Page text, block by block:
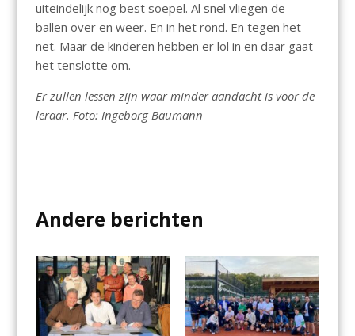
uiteindelijk nog best soepel. Al snel vliegen de
ballen over en weer. En in het rond. En tegen het
net. Maar de kinderen hebben er lol in en daar gaat
het tenslotte om.
Er zullen lessen zijn waar minder aandacht is voor de
leraar. Foto: Ingeborg Baumann
Andere berichten